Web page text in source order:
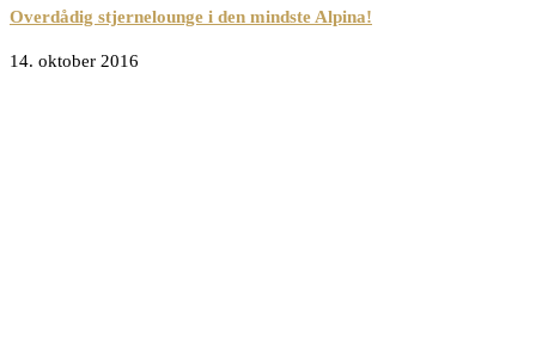
Overdådig stjernelounge i den mindste Alpina!
14. oktober 2016